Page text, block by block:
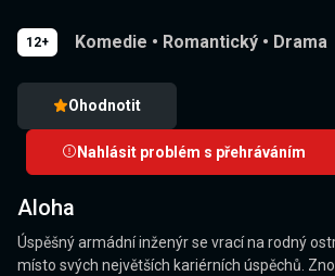
12+ Komedie • Romantický • Drama
Ohodnotit
Nahlásit problém s přehráváním
Aloha
Úspěšný armádní inženýr se vrací na rodný
místo svých největších kariérních úspěchů.